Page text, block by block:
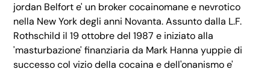
jordan Belfort e' un broker cocainomane e nevrotico
nella New York degli anni Novanta. Assunto dalla L.F.
Rothschild il 19 ottobre del 1987 e iniziato alla
'masturbazione' finanziaria da Mark Hanna yuppie di
successo col vizio della cocaina e dell'onanismo e'